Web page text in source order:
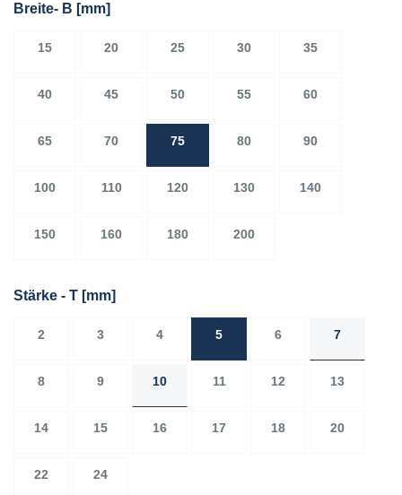
Breite- B [mm]
15 20 25 30 35
40 45 50 55 60
65 70 75 80 90
100 110 120 130 140
150 160 180 200
Stärke - T [mm]
2 3 4 5 6 7
8 9 10 11 12 13
14 15 16 17 18 20
22 24